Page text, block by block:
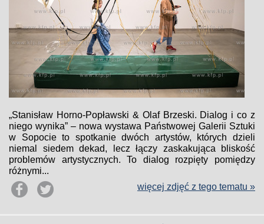
„Stanisław Horno-Popławski & Olaf Brzeski. Dialog i co z
niego wynika” – nowa wystawa Państwowej Galerii Sztuki
w Sopocie to spotkanie dwóch artystów, których dzieli
niemal siedem dekad, lecz łączy zaskakująca bliskość
problemów artystycznych. To dialog rozpięty pomiędzy
różnymi...
więcej zdjęć z tego tematu »